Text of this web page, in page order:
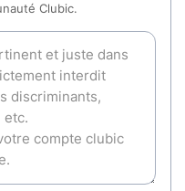
Clubic.